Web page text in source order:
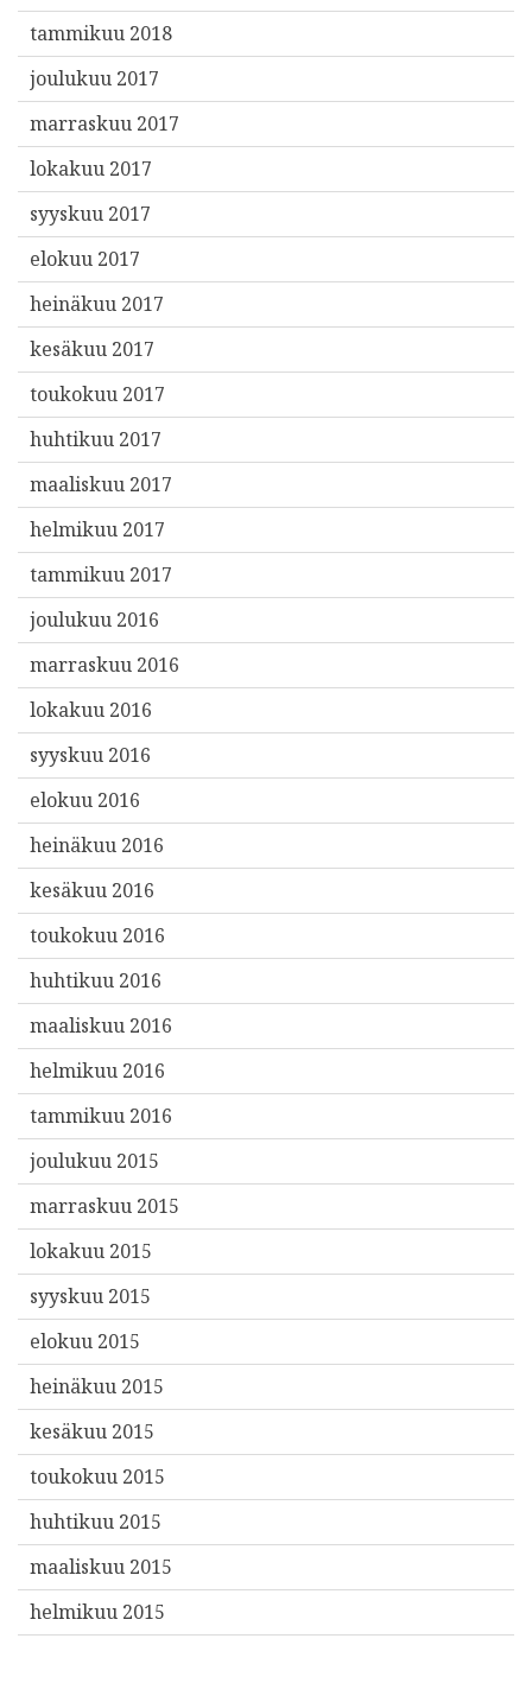
tammikuu 2018
joulukuu 2017
marraskuu 2017
lokakuu 2017
syyskuu 2017
elokuu 2017
heinäkuu 2017
kesäkuu 2017
toukokuu 2017
huhtikuu 2017
maaliskuu 2017
helmikuu 2017
tammikuu 2017
joulukuu 2016
marraskuu 2016
lokakuu 2016
syyskuu 2016
elokuu 2016
heinäkuu 2016
kesäkuu 2016
toukokuu 2016
huhtikuu 2016
maaliskuu 2016
helmikuu 2016
tammikuu 2016
joulukuu 2015
marraskuu 2015
lokakuu 2015
syyskuu 2015
elokuu 2015
heinäkuu 2015
kesäkuu 2015
toukokuu 2015
huhtikuu 2015
maaliskuu 2015
helmikuu 2015